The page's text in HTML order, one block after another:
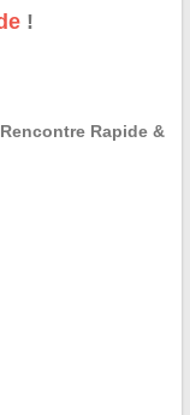
!
Rencontre Rapide &